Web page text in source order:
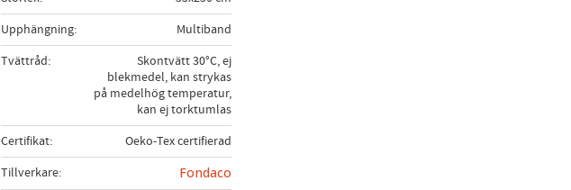
Upphängning
Multiband
Tvättråd
Skontvätt 30°C, ej
blekmedel, kan strykas
på medelhög temperatur,
kan ej torktumlas
Certifikat
Oeko-Tex certifierad
Tillverkare
Fondaco